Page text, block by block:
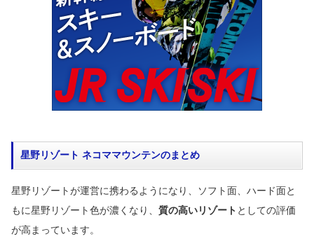
星野リゾート ネコママウンテンのまとめ
星野リゾートが運営に携わるようになり、ソフト面、ハード面と
もに星野リゾート色が濃くなり、 質の高いリゾート としての評価
が高まっています。